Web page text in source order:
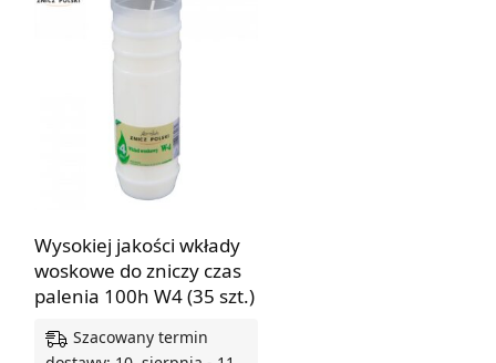
Wysokiej jakości wkłady
woskowe do zniczy czas
palenia 100h W4 (35 szt.)
Szacowany termin